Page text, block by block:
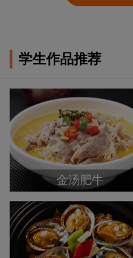
学生作品推荐
金汤肥牛